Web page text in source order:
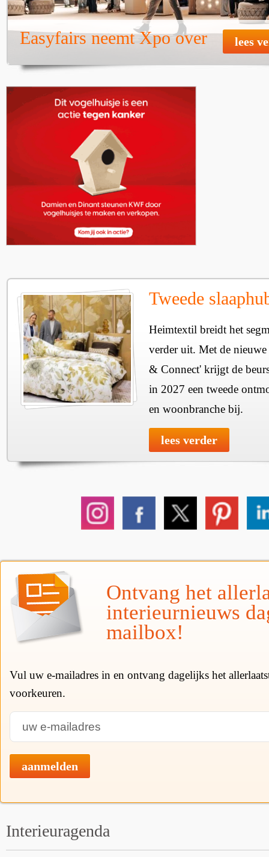
Easyfairs neemt Xpo over lees
Tweede
Heimtextil breidt het
verder uit. Met de
& Connect' krijgt de
in 2027 een tweede
en woonbranche bij.
lees verder
Ontvang het
interieurnieuws
mailbox!
Vul uw e-mailadres in en ontvang dagelijks het
voorkeuren.
aanmelden
Interieuragenda